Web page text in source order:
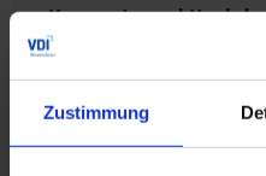
Zustimmung
Konzepte und
den Wärmehaushalt
definieren
28.05.2026